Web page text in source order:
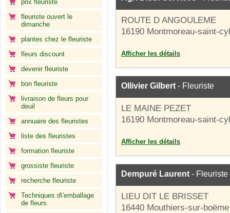
prix fleuriste
fleuriste ouvert le
dimanche
plantes chez le fleuriste
fleurs discount
devenir fleuriste
bon fleuriste
livraison de fleurs pour
deuil
annuaire des fleuristes
liste des fleuristes
formation fleuriste
grossiste fleuriste
recherche fleuriste
Techniques d\'emballage
de fleurs
ROUTE D ANGOULEME
16190 Montmoreau-saint-
Afficher les détails
Ollivier Gilbert - Fleuriste
LE MAINE PEZET
16190 Montmoreau-saint-
Afficher les détails
Dempuré Laurent - Fleuriste
LIEU DIT LE BRISSET
16440 Mouthiers-sur-boëme